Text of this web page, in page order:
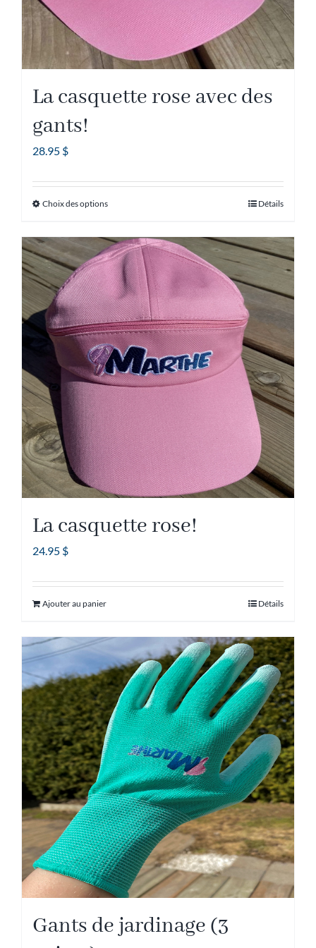
La casquette rose avec des
gants!
28.95 $
Choix des optionsCe
a
plusieurs
variations.
Les
options
peuvent
être
choisies
sur
la
page
du
produit
Détails
La casquette rose!
24.95 $
Ajouter au panier Détails
Gants de jardinage (3